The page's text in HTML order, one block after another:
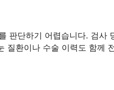
판단하기 어렵습니다. 검사
질환이나 수술 이력도 함께